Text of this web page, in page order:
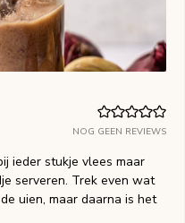
NOG GEEN REVIEWS
ieder stukje vlees maar
serveren. Trek even wat
uien, maar daarna is het